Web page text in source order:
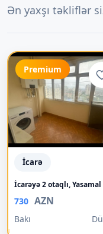
Ən yaxşı təkliflər
Premium
İcarə
İcarəyə 2 otaqlı, Yasamal
730 AZN
Bakı